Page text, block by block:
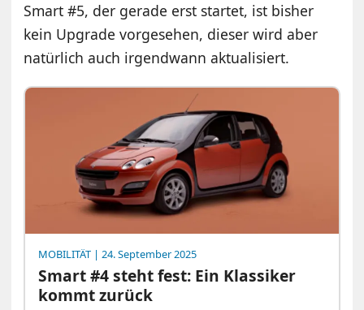
Smart #5, der gerade erst startet, ist bisher
kein Upgrade vorgesehen, dieser wird aber
natürlich auch irgendwann aktualisiert.
MOBILITÄT | 24. September 2025
Smart #4 steht fest: Ein Klassiker
kommt zurück